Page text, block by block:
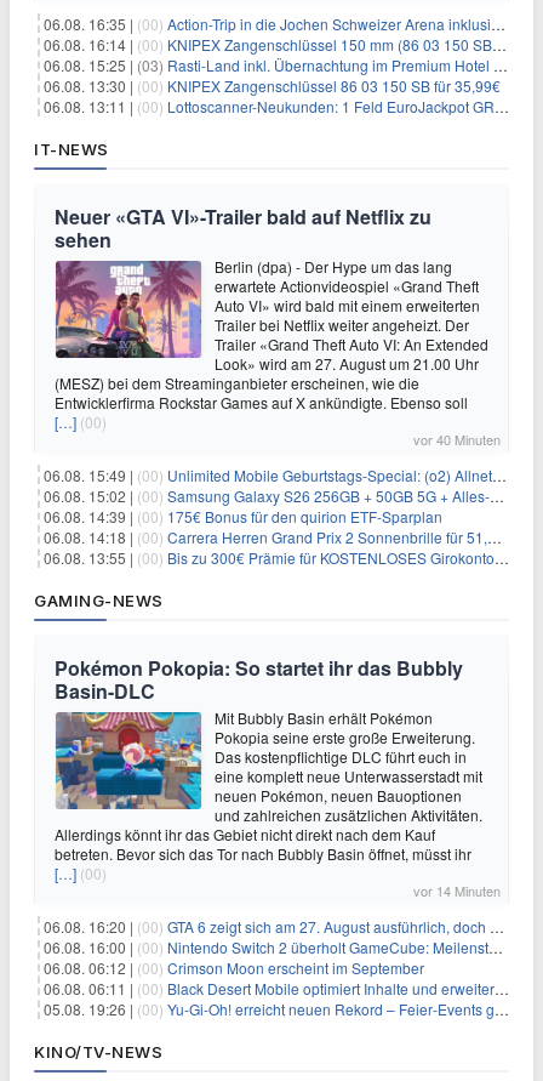
06.08. 16:35 | (00) Action-Trip in die Jochen Schweizer Arena inklusive Premium Hotel und Frühstück ab 59€ p.P.
06.08. 16:14 | (00) KNIPEX Zangenschlüssel 150 mm (86 03 150 SB) für 35,99€
06.08. 15:25 | (03) Rasti-Land inkl. Übernachtung im Premium Hotel ab 69€ p.P.
06.08. 13:30 | (00) KNIPEX Zangenschlüssel 86 03 150 SB für 35,99€
06.08. 13:11 | (00) Lottoscanner-Neukunden: 1 Feld EuroJackpot GRATIS spielen
IT-NEWS
Neuer «GTA VI»-Trailer bald auf Netflix zu
sehen
Berlin (dpa) - Der Hype um das lang
erwartete Actionvideospiel «Grand Theft
Auto VI» wird bald mit einem erweiterten
Trailer bei Netflix weiter angeheizt. Der
Trailer «Grand Theft Auto VI: An Extended
Look» wird am 27. August um 21.00 Uhr
(MESZ) bei dem Streaminganbieter erscheinen, wie die
Entwicklerfirma Rockstar Games auf X ankündigte. Ebenso soll
[…] (00)
vor 40 Minuten
06.08. 15:49 | (00) Unlimited Mobile Geburtstags-Special: (o2) Allnet-Flats ab 14,99€/Monat
06.08. 15:02 | (00) Samsung Galaxy S26 256GB + 50GB 5G + Alles-Flat im Vodafone-Netz für 19,99€/Monat – eff. 0,20€/Monat
06.08. 14:39 | (00) 175€ Bonus für den quirion ETF-Sparplan
06.08. 14:18 | (00) Carrera Herren Grand Prix 2 Sonnenbrille für 51,55€
06.08. 13:55 | (00) Bis zu 300€ Prämie für KOSTENLOSES Girokonto bei der Santander – 50€ schon nach 1 Woche!
GAMING-NEWS
Pokémon Pokopia: So startet ihr das Bubbly
Basin-DLC
Mit Bubbly Basin erhält Pokémon
Pokopia seine erste große Erweiterung.
Das kostenpflichtige DLC führt euch in
eine komplett neue Unterwasserstadt mit
neuen Pokémon, neuen Bauoptionen
und zahlreichen zusätzlichen Aktivitäten.
Allerdings könnt ihr das Gebiet nicht direkt nach dem Kauf
betreten. Bevor sich das Tor nach Bubbly Basin öffnet, müsst ihr
[…] (00)
vor 14 Minuten
06.08. 16:20 | (00) GTA 6 zeigt sich am 27. August ausführlich, doch Netflix bekommt sechs Stunden Vorsprung
06.08. 16:00 | (00) Nintendo Switch 2 überholt GameCube: Meilenstein schon nach kurzer Zeit erreicht
06.08. 06:12 | (00) Crimson Moon erscheint im September
06.08. 06:11 | (00) Black Desert Mobile optimiert Inhalte und erweitert Treasure Access
05.08. 19:26 | (00) Yu‑Gi‑Oh! erreicht neuen Rekord – Feier‑Events gestartet
KINO/TV-NEWS